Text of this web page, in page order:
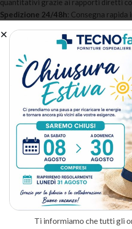
quantitativi grazie ai rapporti diretti
Spedizione 24/48h: Consegna
Assistenza post-vendita: Supporto
dedicato per professionisti e strutture
A chi è destinato:
Medici e professionisti sanitari: Per
l’ambulatorio con prodotti di qualità
Cliniche e strutture ospedaliere: Per
personalizzato e fatturazione PA.
Centri estetici e farmacie: Per
professionale con prodotti selezionati.
Metodo di spedizione
Prodotti correlati
Ti informiamo che tutti gli